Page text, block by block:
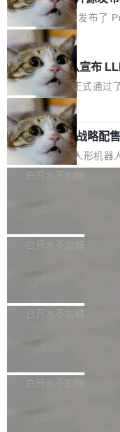
r Day）将在杭州启航。
链企业和开发者，邀请行
问，围绕开源鸿蒙技术能
配、功耗与稳定性调优、
等内容展开系统讲解和实
步了解开源鸿蒙在智能...
opilot coding agent 全部
恢复，大约 12 小时。
起事故，其中四起与 AI/
Hub 员工 kdaigle 在 HN
据：2025 年全年 10 亿
2.75 亿次，全年预计
进的编程 Agent，
专家基线
Prime Intellect 发布了
的编程 Agent Harness
象：Recursive
ontinual Harness。在
上，Prime Agent +
5% RHAE Best@1，超
家基线 95.4%。 不是又
器 Prime Agent 的架构
agent 有本质区别。大
计是基于早期模型的能
局
Rust 项目团队宣布
止，但你要承认哪些
Rust 语言项目正式通过
覆盖 rust-lang/rust 单一
是项目级别的官方立场，
但它可能是主流开源项目
细致的一份规则。 政策
可以用来分析、提炼、
不得生成涉及安全性的关
局
宇树科技 IPO 战略配
ek 获配 93.3 万股，锁
8月6日晚间，“人形机器
有限公司披露IPO发行价
36个月。 公告显示，本
员工参与设立的专项资产
获配9...
白开水不加糖
Bug fixes and
一个回归问题，该问题导
题，该问题可能导致在旧
白开水不加糖
e 孵化器项目管理委员
P）！这一里程碑不仅标
白开水不加糖
长期停止内容更新，未
白开水不加糖